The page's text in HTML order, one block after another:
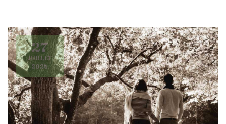
27
JUILLET
2025